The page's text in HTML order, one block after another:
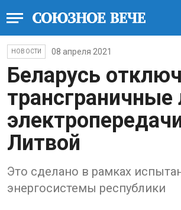
НОВОСТИ 08 апреля 2021
Беларусь
трансграничные
Литвой
Это сделано в рамках
энергосистемы республики